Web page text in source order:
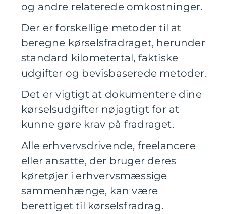
og andre relaterede omkostninger.
Der er forskellige metoder til at
beregne kørselsfradraget, herunder
standard kilometertal, faktiske
udgifter og bevisbaserede metoder.
Det er vigtigt at dokumentere dine
kørselsudgifter nøjagtigt for at
kunne gøre krav på fradraget.
Alle erhvervsdrivende, freelancere
eller ansatte, der bruger deres
køretøjer i erhvervsmæssige
sammenhænge, kan være
berettiget til kørselsfradrag.